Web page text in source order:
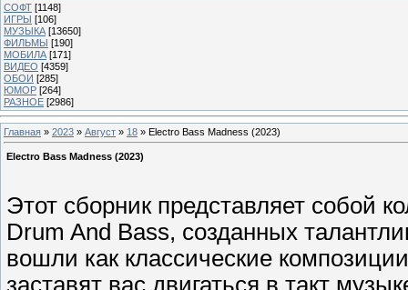
СОФТ [1148]
ИГРЫ [106]
МУЗЫКА [13650]
ФИЛЬМЫ [190]
МОБИЛА [171]
ВИДЕО [4359]
ОБОИ [285]
ЮМОР [264]
РАЗНОЕ [2986]
Главная » 2023 » Август » 18 » Electro Bass Madness (2023)
Electro Bass Madness (2023)
Этот сборник представляет собой
Drum And Bass, созданных
вошли как классические
заставят вас двигаться в такт